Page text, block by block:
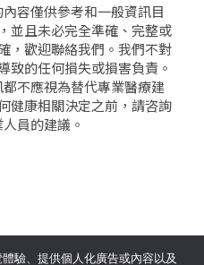
容僅供參考和一般資訊目
並且未必完全準確、完整或
，歡迎聯絡我們。我們不對
致的任何損失或損害負責。
不應視為替代專業醫療建
健康相關決定之前，請咨詢
員的建議。
|網頁設計公司by isualsense
驗、提供個人化廣告或內容以及